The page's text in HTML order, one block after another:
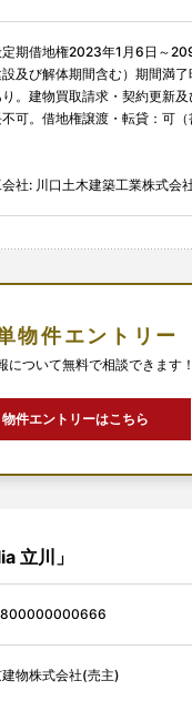
期借地権2023年1月6日～
設及び解体期間含む）期間満
。建物買取請求・契約更新
可。借地権譲渡・転貸：可
社: 川口土木建築工業株式会
物件エントリー
について無料で相談できます！
物件エントリーはこちら
立川」
物株式会社(売主)